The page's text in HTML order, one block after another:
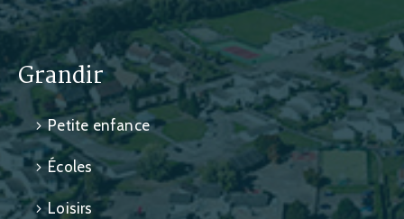
Grandir
Petite enfance
Écoles
Loisirs